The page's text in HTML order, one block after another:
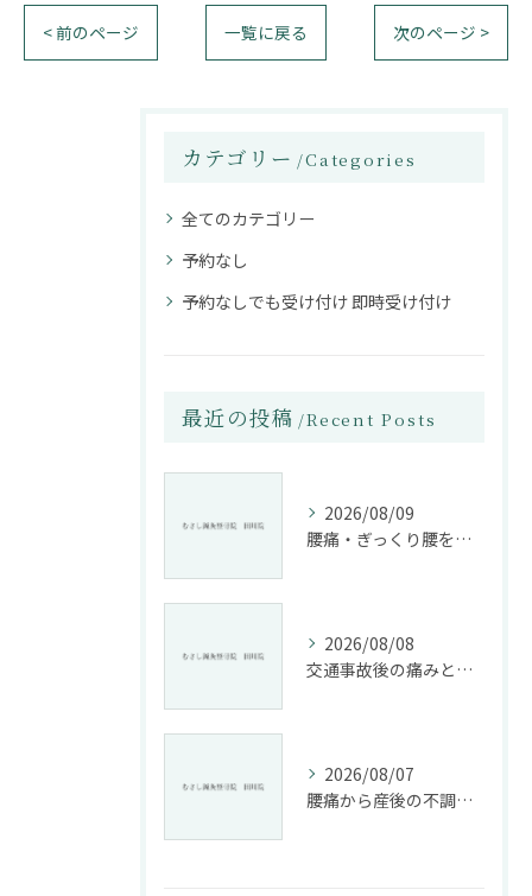
< 前のページ 一覧に戻る 次のページ >
カテゴリー Categories
全てのカテゴリー
予約なし
予約なしでも受け付け 即時受け付け
最近の投稿 Recent Posts
2026/08/09
腰痛・ぎっくり腰を根本改善する施術法とは
2026/08/08
交通事故後の痛みと姿勢改善に特化した整骨院の役割
2026/08/07
腰痛から産後の不調まで整骨院で根本改善する方法